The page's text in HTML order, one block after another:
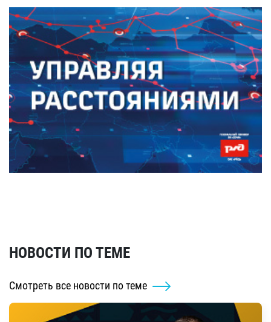
НОВОСТИ ПО ТЕМЕ
Смотреть все новости по теме